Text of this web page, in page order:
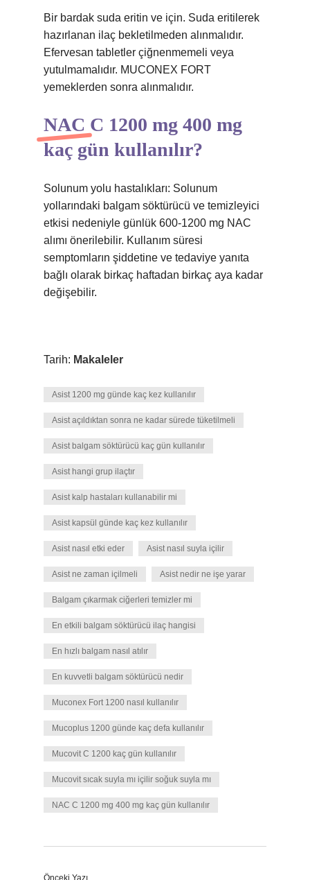
Bir bardak suda eritin ve için. Suda eritilerek
hazırlanan ilaç bekletilmeden alınmalıdır.
Efervesan tabletler çiğnenmemeli veya
yutulmamalıdır. MUCONEX FORT
yemeklerden sonra alınmalıdır.
NAC C 1200 mg 400 mg
kaç gün kullanılır?
Solunum yolu hastalıkları: Solunum
yollarındaki balgam söktürücü ve temizleyici
etkisi nedeniyle günlük 600-1200 mg NAC
alımı önerilebilir. Kullanım süresi
semptomların şiddetine ve tedaviye yanıta
bağlı olarak birkaç haftadan birkaç aya kadar
değişebilir.
Tarih: Makaleler
Asist 1200 mg günde kaç kez kullanılır
Asist açıldıktan sonra ne kadar sürede tüketilmeli
Asist balgam söktürücü kaç gün kullanılır
Asist hangi grup ilaçtır
Asist kalp hastaları kullanabilir mi
Asist kapsül günde kaç kez kullanılır
Asist nasıl etki eder Asist nasıl suyla içilir
Asist ne zaman içilmeli Asist nedir ne işe yarar
Balgam çıkarmak ciğerleri temizler mi
En etkili balgam söktürücü ilaç hangisi
En hızlı balgam nasıl atılır
En kuvvetli balgam söktürücü nedir
Muconex Fort 1200 nasıl kullanılır
Mucoplus 1200 günde kaç defa kullanılır
Mucovit C 1200 kaç gün kullanılır
Mucovit sıcak suyla mı içilir soğuk suyla mı
NAC C 1200 mg 400 mg kaç gün kullanılır
Önceki Yazı